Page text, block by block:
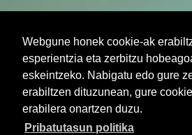
Webgune honek cookie-ak
esperientzia eta zerbitzu
eskeintzeko. Nabigatu edo gure
erabiltzen dituzunean, gure
erabilera onartzen duzu.
Pribatutasun politika